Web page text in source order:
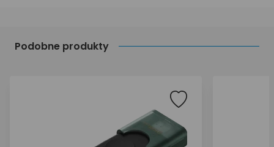
Podobne produkty